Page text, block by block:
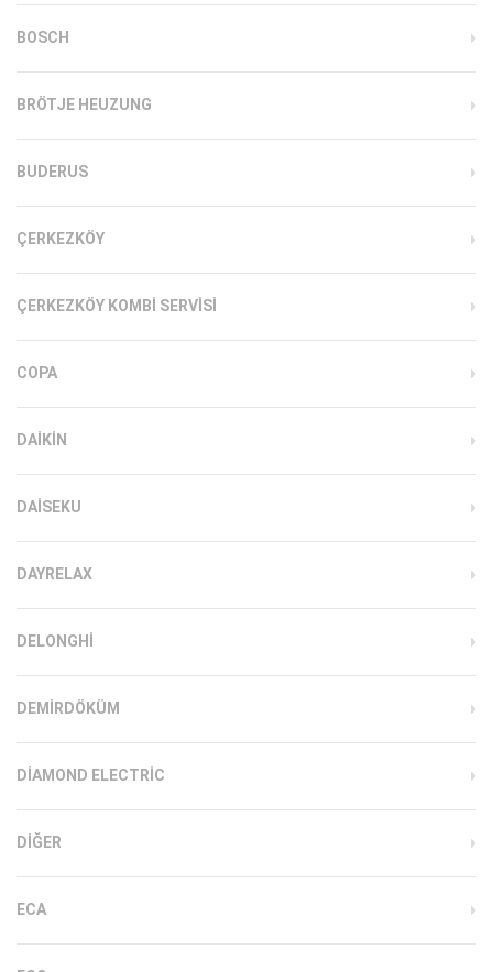
BOSCH
BRÖTJE HEUZUNG
BUDERUS
ÇERKEZKÖY
ÇERKEZKÖY KOMBI SERVISI
COPA
DAIKIN
DAISEKU
DAYRELAX
DELONGHI
DEMIRDÖKÜM
DIAMOND ELECTRIC
DIĞER
ECA